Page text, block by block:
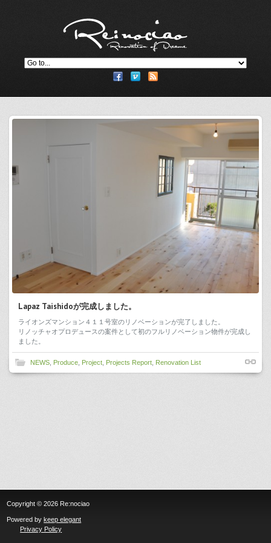
Lapaz Taishidoが完成しました。
ライオンズマンション４１１号室のリノベーションが完了しました。
リノッチャオプロデュースの案件として初のフルリノベーション物件が完成し
ました。
NEWS, Produce, Project, Projects Report, Renovation List
Copyright © 2026 Re:nociao
Powered bykeep elegant
Privacy Policy